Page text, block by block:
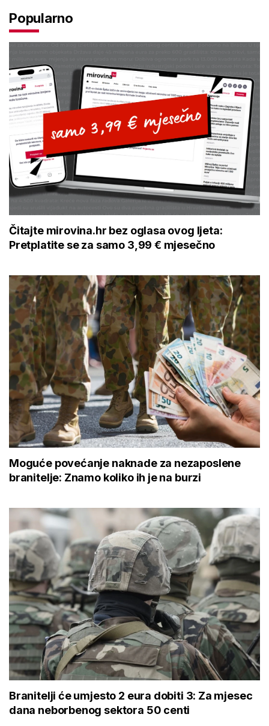
Popularno
Čitajte mirovina.hr bez oglasa ovog ljeta:
Pretplatite se za samo 3,99 € mjesečno
Moguće povećanje naknade za nezaposlene
branitelje: Znamo koliko ih je na burzi
Branitelji će umjesto 2 eura dobiti 3: Za mjesec
dana neborbenog sektora 50 centi